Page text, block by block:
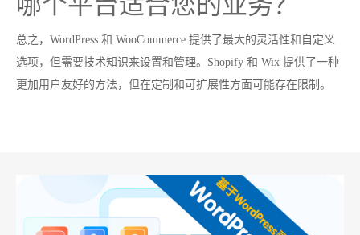
总之，WordPress 和 WooCommerce 提供了最大的灵活性和自定义
选项，但需要技术知识来设置和管理。Shopify 和 Wix 提供了一种
更加用户友好的方法，但在定制和可扩展性方面可能存在限制。